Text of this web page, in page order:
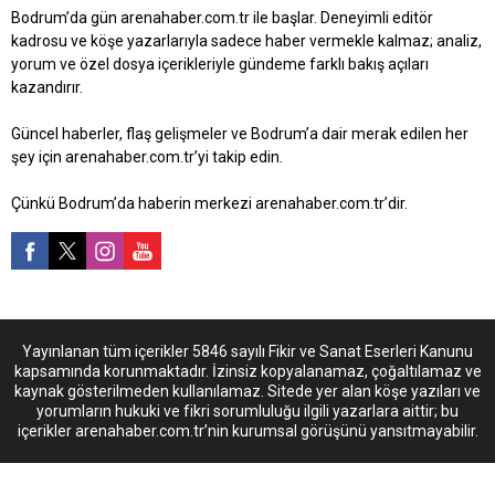
Bodrum’da evinden
gözaltına alınan Osman
Gökmen, sorgulama
işlemlerinin
adli...
tüketti. Saat 21.00 sularında
masadan kalkan grup
hesabı ödemeyince bir
Bodrum’da gün arenahaber.com.tr ile başlar. Deneyimli editör
kadrosu ve köşe yazarlarıyla sadece haber vermekle kalmaz; analiz,
yorum ve özel dosya içerikleriyle gündeme farklı bakış açıları
kazandırır.
Güncel haberler, flaş gelişmeler ve Bodrum’a dair merak edilen her
şey için arenahaber.com.tr’yi takip edin.
Çünkü Bodrum’da haberin merkezi arenahaber.com.tr’dir.
Yayınlanan tüm içerikler 5846 sayılı Fikir ve Sanat Eserleri Kanunu
kapsamında korunmaktadır. İzinsiz kopyalanamaz, çoğaltılamaz ve
kaynak gösterilmeden kullanılamaz. Sitede yer alan köşe yazıları ve
yorumların hukuki ve fikri sorumluluğu ilgili yazarlara aittir; bu
içerikler arenahaber.com.tr’nin kurumsal görüşünü yansıtmayabilir.